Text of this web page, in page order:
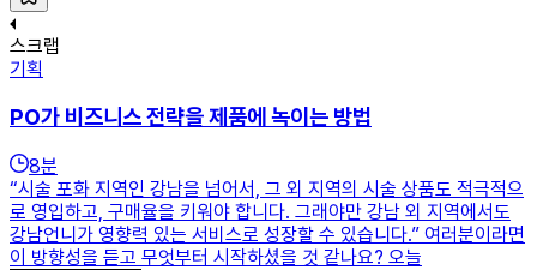
스크랩
기획
PO가 비즈니스 전략을 제품에 녹이는 방법
8분
“시술 포화 지역인 강남을 넘어서, 그 외 지역의 시술 상품도 적극적으
로 영입하고, 구매율을 키워야 합니다. 그래야만 강남 외 지역에서도
강남언니가 영향력 있는 서비스로 성장할 수 있습니다.” 여러분이라면
이 방향성을 듣고 무엇부터 시작하셨을 것 같나요? 오늘